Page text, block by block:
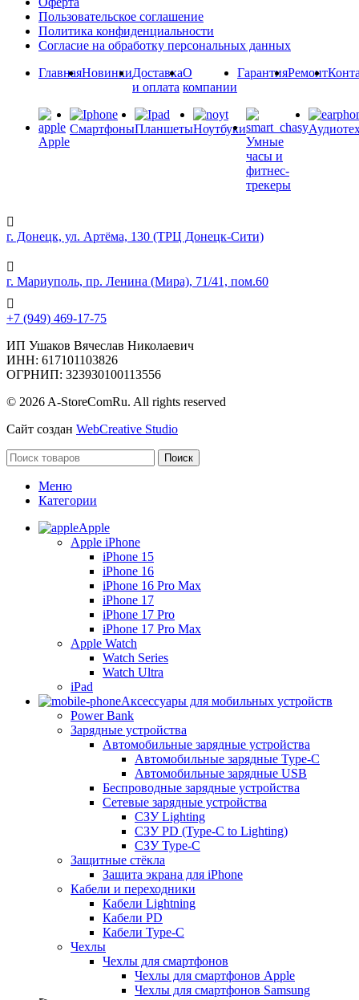
Пользовательское соглашение
Политика конфиденциальности
Согласие на обработку персональных данных
ГлавнаяНовинкиДоставка
и оплата
О
компании
ГарантияРемонт
Apple
СмартфоныПланшетыНоутбуки
Умные
часы и
фитнес-
трекеры
г. Донецк, ул. Артёма, 130 (ТРЦ Донецк-Сити)
г. Мариуполь, пр. Ленина (Мира), 71/41, пом.60
+7 (949) 469-17-75
ИП Ушаков Вячеслав Николаевич
ИНН: 617101103826
ОГРНИП: 323930100113556
© 2026 A-StoreComRu. All rights reserved
Сайт создан WebCreative Studio
Поиск
Меню
Категории
Apple
Apple iPhone
iPhone 15
iPhone 16
iPhone 16 Pro Max
iPhone 17
iPhone 17 Pro
iPhone 17 Pro Max
Apple Watch
Watch Series
Watch Ultra
iPad
Аксессуары для мобильных устройств
Power Bank
Зарядные устройства
Автомобильные зарядные устройства
Автомобильные зарядные Type-C
Автомобильные зарядные USB
Беспроводные зарядные устройства
Сетевые зарядные устройства
СЗУ Lighting
СЗУ PD (Type-C to Lighting)
СЗУ Type-C
Защитные стёкла
Защита экрана для iPhone
Кабели и переходники
Кабели Lightning
Кабели PD
Кабели Type-C
Чехлы
Чехлы для смартфонов
Чехлы для смартфонов Apple
Чехлы для смартфонов Samsung